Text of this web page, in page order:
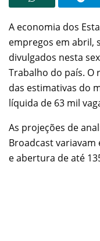
A economia dos
empregos em abril,
divulgados nesta
Trabalho do país. O
das estimativas do
líquida de 63 mil
As projeções de
Broadcast
e abertura de até